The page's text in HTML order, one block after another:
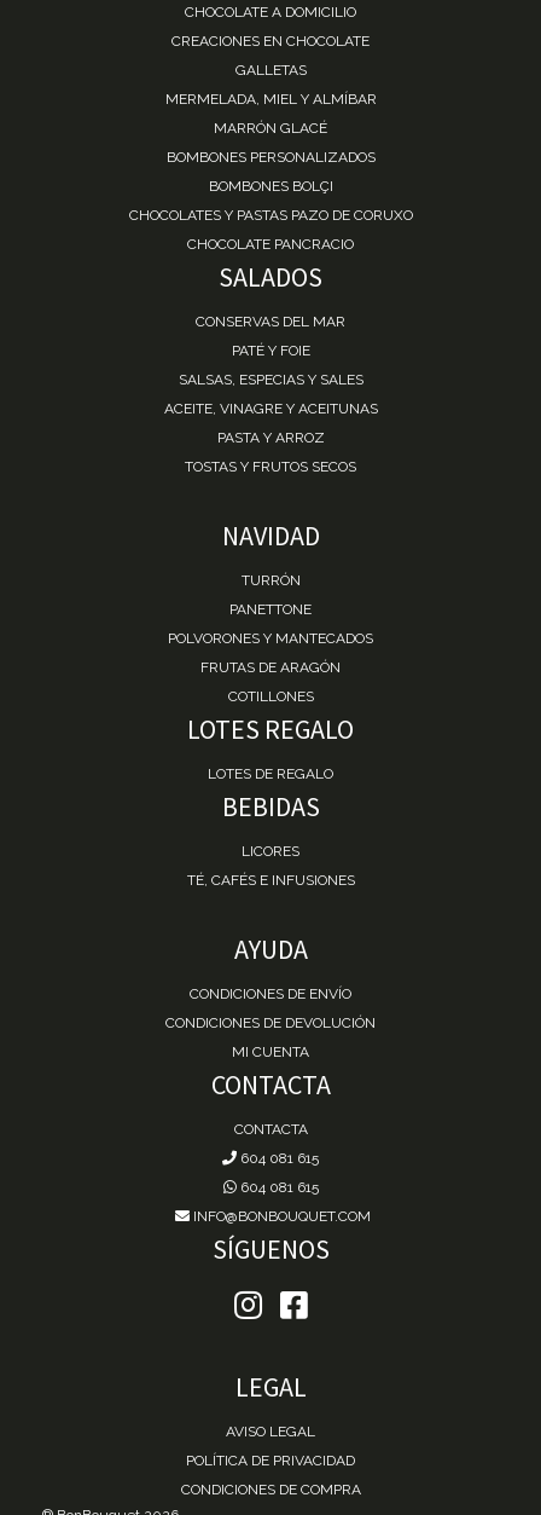
CHOCOLATE A DOMICILIO
CREACIONES EN CHOCOLATE
GALLETAS
MERMELADA, MIEL Y ALMÍBAR
MARRÓN GLACÉ
BOMBONES PERSONALIZADOS
BOMBONES BOLÇI
CHOCOLATES Y PASTAS PAZO DE CORUXO
CHOCOLATE PANCRACIO
SALADOS
CONSERVAS DEL MAR
PATÉ Y FOIE
SALSAS, ESPECIAS Y SALES
ACEITE, VINAGRE Y ACEITUNAS
PASTA Y ARROZ
TOSTAS Y FRUTOS SECOS
NAVIDAD
TURRÓN
PANETTONE
POLVORONES Y MANTECADOS
FRUTAS DE ARAGÓN
COTILLONES
LOTES REGALO
LOTES DE REGALO
BEBIDAS
LICORES
TÉ, CAFÉS E INFUSIONES
AYUDA
CONDICIONES DE ENVÍO
CONDICIONES DE DEVOLUCIÓN
MI CUENTA
CONTACTA
CONTACTA
604 081 615
604 081 615
INFO@BONBOUQUET.COM
SÍGUENOS
LEGAL
AVISO LEGAL
POLÍTICA DE PRIVACIDAD
CONDICIONES DE COMPRA